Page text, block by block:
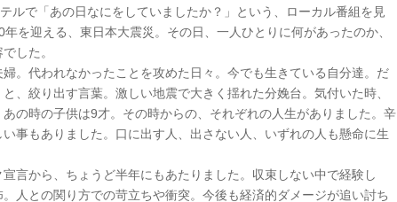
ルで「あの日なにをしていましたか？」という、ローカル番組を見
を迎える、東日本大震災。その日、一人ひとりに何があったのか、
した。
。代われなかったことを攻めた日々。今でも生きている自分達。だ
、絞り出す言葉。激しい地震で大きく揺れた分娩台。気付いた時、
の時の子供は9才。その時からの、それぞれの人生がありました。辛
事もありました。口に出す人、出さない人、いずれの人も懸命に生
言から、ちょうど半年にもあたりました。収束しない中で経験し
人との関り方での苛立ちや衝突。今後も経済的ダメージが追い討ち